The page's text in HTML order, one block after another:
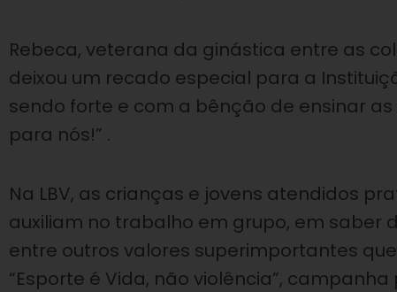
Rebeca, veterana da ginástica entre as
deixou um recado especial para a
sendo forte e com a bênção de ensinar
para nós!” .
Na LBV, as crianças e jovens atendidos
auxiliam no trabalho em grupo, em saber
entre outros valores superimportantes
“Esporte é Vida, não violência”, campanha